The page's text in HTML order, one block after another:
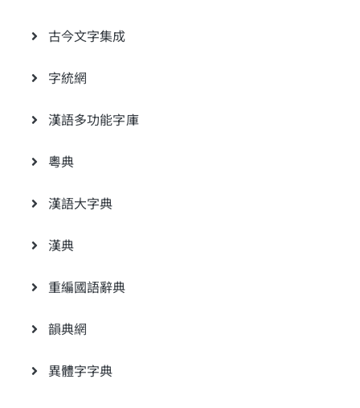
古今文字集成
字統網
漢語多功能字庫
粵典
漢語大字典
漢典
重編國語辭典
韻典網
異體字字典